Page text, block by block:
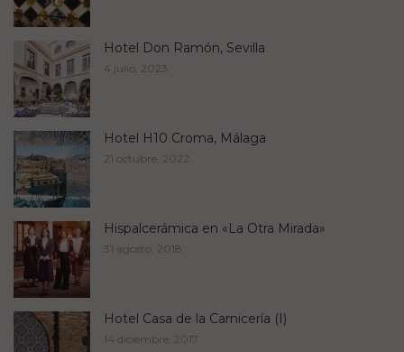
Hotel Don Ramón, Sevilla
4 julio, 2023
Hotel H10 Croma, Málaga
21 octubre, 2022
Hispalcerámica en «La Otra Mirada»
31 agosto, 2018
Hotel Casa de la Carnicería (I)
14 diciembre, 2017